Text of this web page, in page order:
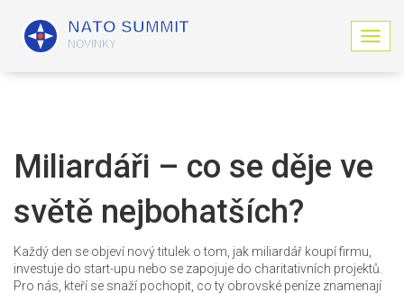
Z
o
t
g
a
Miliardáři – co se děje ve
světě nejbohatších?
Každý den se objeví nový titulek o tom, jak miliardář koupí firmu,
investuje do start-upu nebo se zapojuje do charitativních projektů.
Pro nás, kteří se snaží pochopit, co ty obrovské peníze znamenají